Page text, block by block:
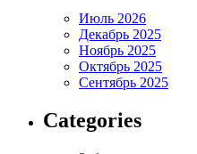
Июль 2026
Декабрь 2025
Ноябрь 2025
Октябрь 2025
Сентябрь 2025
Categories